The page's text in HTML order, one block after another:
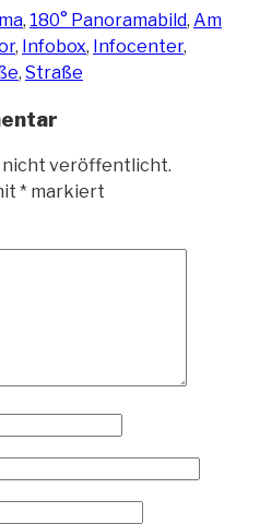
, 180° Panoramabild, Am
, Infobox, Infocenter,
, Straße
nicht veröffentlicht.
* markiert